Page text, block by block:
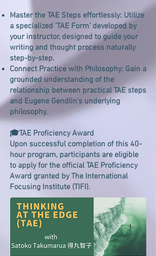
Master the TAE Steps effortlessly: Utilize
a specialized 'TAE Form' developed by
your instructor, designed to guide your
writing and thought process naturally
step-by-step.
Connect Practice with Philosophy: Gain a
grounded understanding of the
relationship between practical TAE steps
and Eugene Gendlin’s underlying
philosophy.
🎓TAE Proficiency Award
Upon successful completion of this 40-
hour program, participants are eligible
to apply for the official TAE Proficiency
Award granted by The International
Focusing Institute (TIFI).